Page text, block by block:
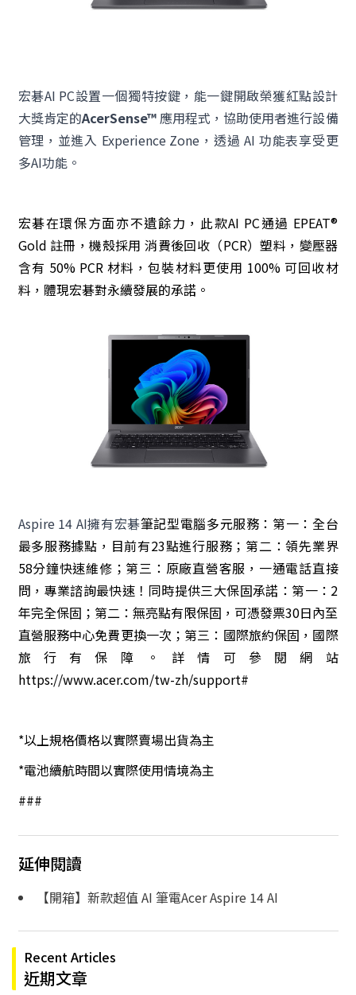
宏碁AI PC設置一個獨特按鍵，能一鍵開啟榮獲紅點設計
大獎肯定的AcerSense™應用程式，協助使用者進行設備
管理，並進入 Experience Zone，透過 AI 功能表享受更
多AI功能。
宏碁在環保方面亦不遺餘力，此款AI PC通過 EPEAT®
Gold 註冊，機殼採用 消費後回收（PCR）塑料，變壓器
含有 50% PCR 材料，包裝材料更使用 100% 可回收材
料，體現宏碁對永續發展的承諾。
Aspire 14 AI擁有宏碁筆記型電腦多元服務：第一：全台
最多服務據點，目前有23點進行服務；第二：領先業界
58分鐘快速維修；第三：原廠直營客服，一通電話直接
問，專業諮詢最快速！同時提供三大保固承諾：第一：2
年完全保固；第二：無亮點有限保固，可憑發票30日內至
直營服務中心免費更換一次；第三：國際旅約保固，國際
旅行有保障。詳情可參閱網站
https://www.acer.com/tw-zh/support#
*以上規格價格以實際賣場出貨為主
*電池續航時間以實際使用情境為主
###
延伸閱讀
【開箱】新款超值 AI 筆電Acer Aspire 14 AI
Recent Articles
近期文章